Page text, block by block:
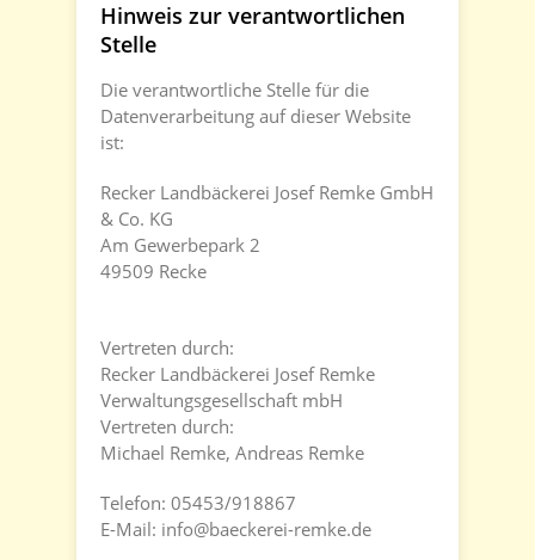
Hinweis zur verantwortlichen
Stelle
Die verantwortliche Stelle für die
Datenverarbeitung auf dieser Website
ist:
Recker Landbäckerei Josef Remke GmbH
& Co. KG
Am Gewerbepark 2
49509 Recke
Vertreten durch:
Recker Landbäckerei Josef Remke
Verwaltungsgesellschaft mbH
Vertreten durch:
Michael Remke, Andreas Remke
Telefon: 05453/918867
E-Mail: info@baeckerei-remke.de